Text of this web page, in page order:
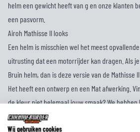
helm een gewicht heeft van g en onze klanten
een pasvorm.
Airoh Mathisse II looks
Een helm is misschien wel het meest
uitrusting dat een motorrijder kan dragen. Als
Bruin helm, dan is deze versie van de Mathisse
Het heeft een ontwerp en een Mat afwerking.
de kleur niet helemaal jouw smaak? We
kleuren van de Mathisse II
Wij gebruiken cookies